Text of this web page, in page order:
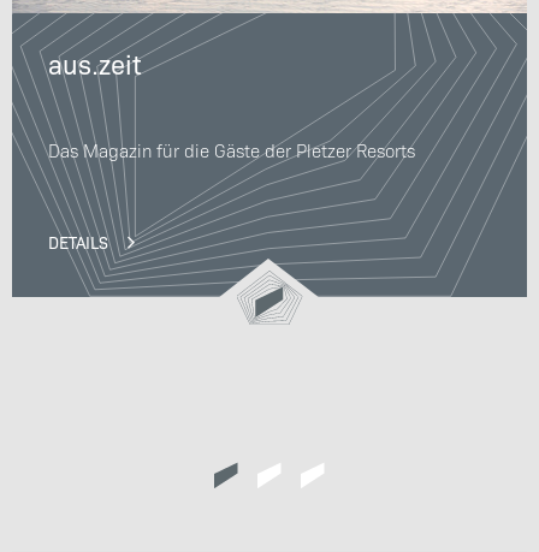
aus.zeit
Das Magazin für die Gäste der Pletzer Resorts
DETAILS